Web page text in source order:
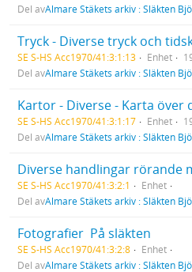
Del avAlmare Stäkets arkiv : Släkten
Tryck - Diverse tryck och
SE S-HS Acc1970/41:3:1:13 Enhet
Del avAlmare Stäkets arkiv : Släkten
Kartor - Diverse - Karta över
SE S-HS Acc1970/41:3:1:17 Enhet
Del avAlmare Stäkets arkiv : Släkten
Diverse handlingar rörande
SE S-HS Acc1970/41:3:2:1
Enhet
Del avAlmare Stäkets arkiv : Släkten
Fotografier  På släkten
SE S-HS Acc1970/41:3:2:8
Enhet
Del avAlmare Stäkets arkiv : Släkten